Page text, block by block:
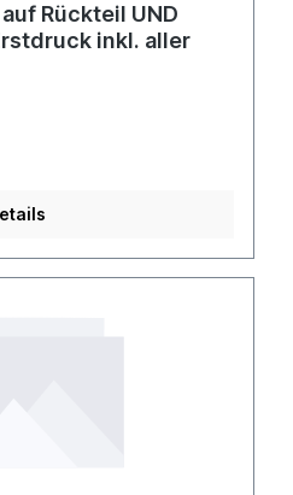
Rückteil UND
inkl. aller